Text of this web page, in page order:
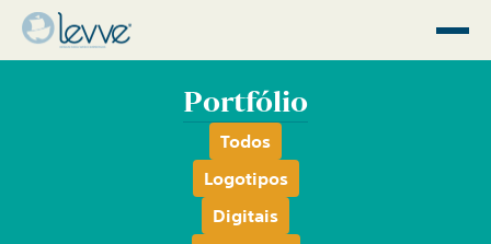
Portfólio
Todos
Logotipos
Digitais